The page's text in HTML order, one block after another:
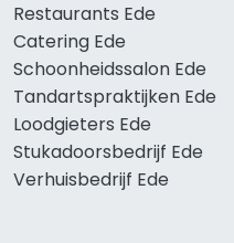
Restaurants Ede
Catering Ede
Schoonheidssalon Ede
Tandartspraktijken Ede
Loodgieters Ede
Stukadoorsbedrijf Ede
Verhuisbedrijf Ede